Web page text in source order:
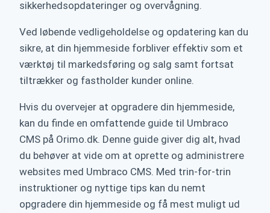
sikkerhedsopdateringer og overvågning.
Ved løbende vedligeholdelse og opdatering kan du
sikre, at din hjemmeside forbliver effektiv som et
værktøj til markedsføring og salg samt fortsat
tiltrækker og fastholder kunder online.
Hvis du overvejer at opgradere din hjemmeside,
kan du finde en omfattende guide til Umbraco
CMS på Orimo.dk. Denne guide giver dig alt, hvad
du behøver at vide om at oprette og administrere
websites med Umbraco CMS. Med trin-for-trin
instruktioner og nyttige tips kan du nemt
opgradere din hjemmeside og få mest muligt ud